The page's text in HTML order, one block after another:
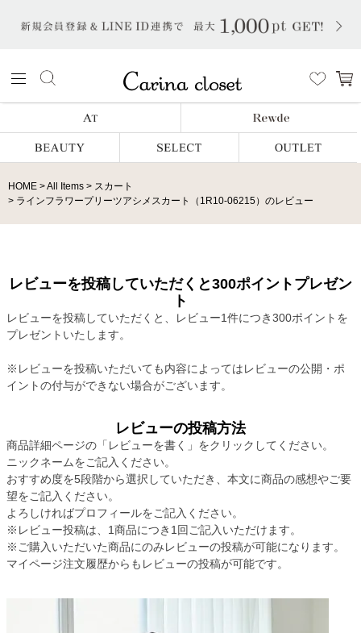
HOME All Items
スカート
ラインフラワープリーツアシメスカート（1R10-06215）のレビュー
レビューを投稿していただくと300ポイントプレゼン
ト
レビューを投稿していただくと、レビュー1件につき300ポイントを
プレゼントいたします。
※レビューを投稿いただいても内容によってはレビューの公開・ポ
イントの付与ができない場合がございます。
レビューの投稿方法
商品詳細ページの「レビューを書く」をクリックしてください。
ニックネームをご記入ください。
おすすめ度を5段階から選択していただき、本文に商品の感想やご要
望をご記入ください。
よろしければプロフィールをご記入ください。
※レビュー投稿は、1商品につき1回ご記入いただけます。
※ご購入いただいた商品にのみレビューの投稿が可能になります。
マイページ注文履歴からもレビューの投稿が可能です。